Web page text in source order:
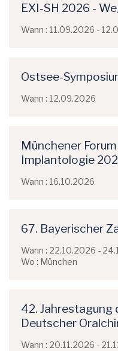
EXI-SH 2026 -
Wann : 11.09.2026 -
Ostsee-
Wann : 12.09.2026
Münchener
Implantologie
Wann : 16.10.2026
67. Bayerischer
Wann : 22.10.2026 -
Wo : München
42. Jahrestagung
Deutscher
Wann : 20.11.2026 -